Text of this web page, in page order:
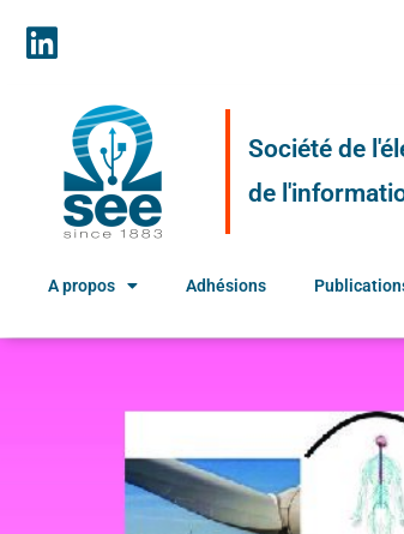
Société de
de
A propos Adhésions